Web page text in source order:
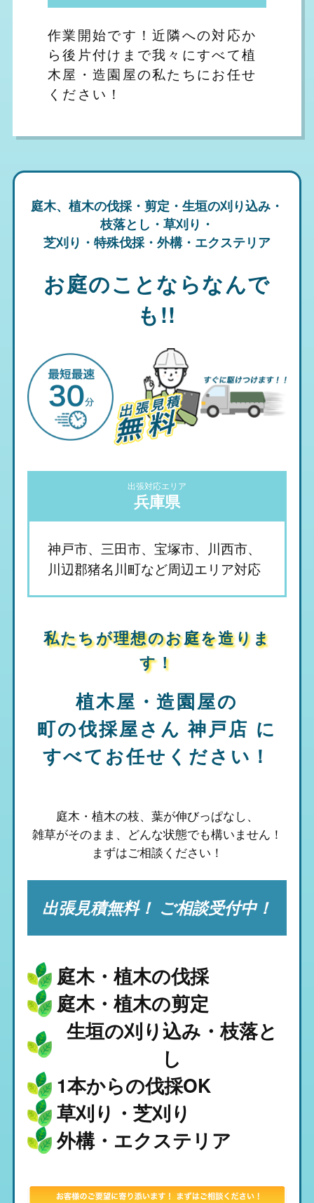
作業開始です！近隣への対応か
ら後片付けまで我々にすべて植
木屋・造園屋の私たちにお任せ
ください！
庭木、植木の伐採・剪定・生垣の刈り込み・
枝落とし・草刈り・
芝刈り・特殊伐採・外構・エクステリア
お庭のことならなんで
も!!
出張対応エリア
兵庫県
神戸市、三田市、宝塚市、川西市、
川辺郡猪名川町など周辺エリア対応
私たちが理想のお庭を造りま
す！
植木屋・造園屋の
町の伐採屋さん 神戸店 に
すべてお任せください！
庭木・植木の枝、葉が伸びっぱなし、
雑草がそのまま、 どんな状態でも構いません！
まずはご相談ください！
出張見積無料！ ご相談受付中！
庭木・植木の伐採
1本からの伐採OK
庭木・植木の剪定
草刈り・芝刈り
生垣の刈り込み・枝落と
し
外構・エクステリア